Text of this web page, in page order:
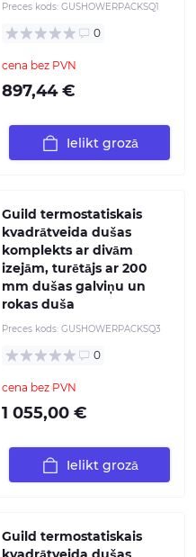
Preces kods: GUSHOWERPACKSQ1
0
cena bez PVN
897,44 €
Ielikt grozā
Guild termostatiskais
kvadrātveida dušas
komplekts ar divām
izejām, turētājs ar 200
mm dušas galviņu un
rokas duša
Preces kods: GUSHOWERPACKSQ3
0
cena bez PVN
1 055,00 €
Ielikt grozā
Guild termostatiskais